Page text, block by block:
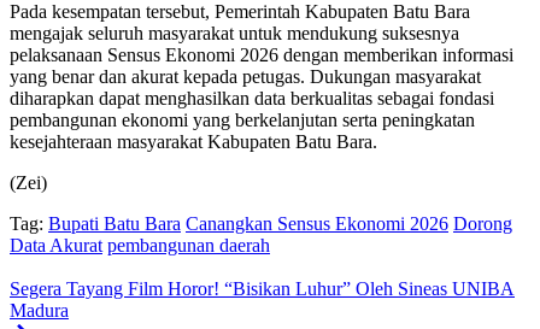
Pada kesempatan tersebut, Pemerintah Kabupaten Batu Bara
mengajak seluruh masyarakat untuk mendukung suksesnya
pelaksanaan Sensus Ekonomi 2026 dengan memberikan informasi
yang benar dan akurat kepada petugas. Dukungan masyarakat
diharapkan dapat menghasilkan data berkualitas sebagai fondasi
pembangunan ekonomi yang berkelanjutan serta peningkatan
kesejahteraan masyarakat Kabupaten Batu Bara.
(Zei)
Tag: Bupati Batu Bara Canangkan Sensus Ekonomi 2026 Dorong
Data Akurat pembangunan daerah
Segera Tayang Film Horor! “Bisikan Luhur” Oleh Sineas UNIBA
Madura